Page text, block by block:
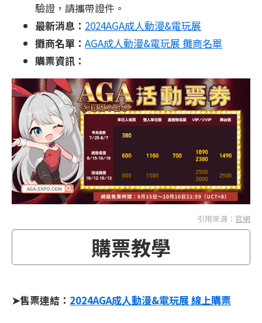
驗證，請攜帶證件。
最新消息： 2024AGA成人動漫&電玩展
攤商名單： AGA成人動漫&電玩展 攤商名單
購票資訊：
引用來源： 官網
購票教學
➤售票連結： 2024AGA成人動漫&電玩展 線上購票